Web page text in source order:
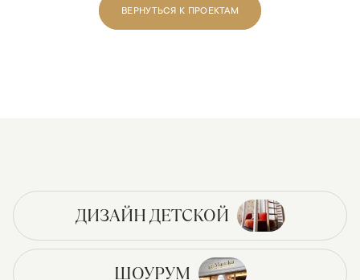
ВЕРНУТЬСЯ К ПРОЕКТАМ
ДИЗАЙН ДЕТСКОЙ
ШОУРУМ